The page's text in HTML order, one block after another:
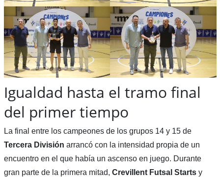
Igualdad hasta el tramo final
del primer tiempo
La final entre los campeones de los grupos 14 y 15 de
Tercera División arrancó con la intensidad propia de un
encuentro en el que había un ascenso en juego. Durante
gran parte de la primera mitad, Crevillent Futsal Startsy